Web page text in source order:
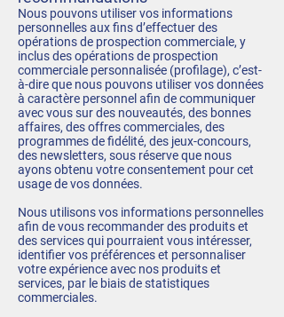
Nous pouvons utiliser vos informations
personnelles aux fins d’effectuer des
opérations de prospection commerciale, y
inclus des opérations de prospection
commerciale personnalisée (profilage), c’est-
à-dire que nous pouvons utiliser vos données
à caractère personnel afin de communiquer
avec vous sur des nouveautés, des bonnes
affaires, des offres commerciales, des
programmes de fidélité, des jeux-concours,
des newsletters, sous réserve que nous
ayons obtenu votre consentement pour cet
usage de vos données.
Nous utilisons vos informations personnelles
afin de vous recommander des produits et
des services qui pourraient vous intéresser,
identifier vos préférences et personnaliser
votre expérience avec nos produits et
services, par le biais de statistiques
commerciales.